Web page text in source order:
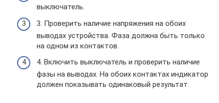
выключатель.
3. Проверить наличие напряжения на обоих
выводах устройства. Фаза должна быть только
на одном из контактов.
4. Включить выключатель и проверить наличие
фазы на выводах. На обоих контактах индикатор
должен показывать одинаковый результат.